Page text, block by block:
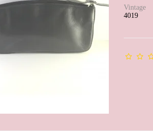
Vintage
4019